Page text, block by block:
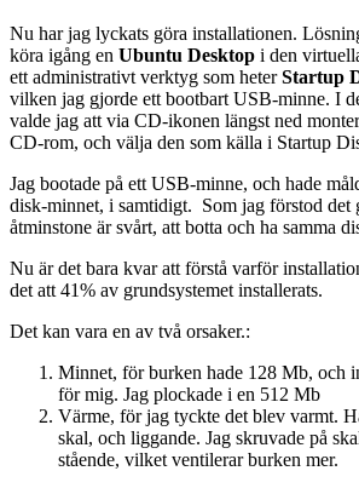
Nu har jag lyckats göra installationen.
köra igång en Ubuntu Desktop i den
ett administrativt verktyg som heterStartup
vilken jag gjorde ett bootbart USB-minne. I
valde jag att via CD-ikonen längst ned
CD-rom, och välja den som källa i Startup
Jag bootade på ett USB-minne, och hade
disk-minnet, i samtidigt. Som jag förstod det
åtminstone är svårt, att botta och ha samma
Nu är det bara kvar att förstå varför
det att 41% av grundsystemet installerats.
Det kan vara en av två orsaker.:
Minnet, för burken hade 128 Mb, och
för mig. Jag plockade i en 512 Mb
Värme, för jag tyckte det blev varmt.
skal, och liggande. Jag skruvade på
stående, vilket ventilerar burken mer.